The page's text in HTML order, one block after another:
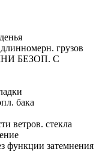
грузов
БЕЗОП. С
бака
ветров. стекла
функции затемнения